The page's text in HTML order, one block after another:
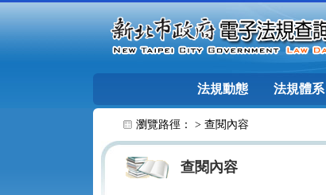
法規動態 法規體系
瀏覽路徑： > 查閱內容
查閱內容